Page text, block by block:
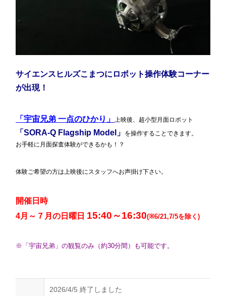
サイエンスヒルズこまつにロボット操作体験コーナー
が出現！
「宇宙兄弟 一点のひかり」 上映後、超小型月面ロボット
「SORA-Q Flagship Model」
を操作することできます。
お手軽に月面探査体験ができるかも！？
体験ご希望の方は上映後にスタッフへお声掛け下さい。
開催日時
4月～７月の日曜日 15:40～16:30(※6/21,7/5を除く)
※「宇宙兄弟」の観覧のみ（約30分間）も可能です。
2026/4/5 終了しました